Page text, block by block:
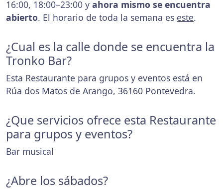
16:00, 18:00–23:00 y ahora mismo se encuentra
abierto. El horario de toda la semana es este.
¿Cual es la calle donde se encuentra la
Tronko Bar?
Esta Restaurante para grupos y eventos está en
Rúa dos Matos de Arango, 36160 Pontevedra.
¿Que servicios ofrece esta Restaurante
para grupos y eventos?
Bar musical
¿Abre los sábados?